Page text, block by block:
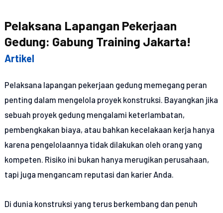
Pelaksana Lapangan Pekerjaan
Gedung: Gabung Training Jakarta!
Artikel
Pelaksana lapangan pekerjaan gedung memegang peran
penting dalam mengelola proyek konstruksi. Bayangkan jika
sebuah proyek gedung mengalami keterlambatan,
pembengkakan biaya, atau bahkan kecelakaan kerja hanya
karena pengelolaannya tidak dilakukan oleh orang yang
kompeten. Risiko ini bukan hanya merugikan perusahaan,
tapi juga mengancam reputasi dan karier Anda.
Di dunia konstruksi yang terus berkembang dan penuh